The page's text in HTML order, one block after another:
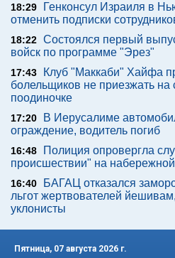
18:29
Генконсул Израиля в
отменить подписки
18:22 Состоялся первый
войск по программе "Эрез"
17:43
Клуб "Маккаби" Хайфа
болельщиков не приезжать на
поодиночке
17:20
В Иерусалиме
ограждение, водитель погиб
16:48
Полиция опровергла
происшествии" на
16:40
БАГАЦ отказался
льгот жертвователей
уклонисты
Пятница, 07 августа 2026 г.